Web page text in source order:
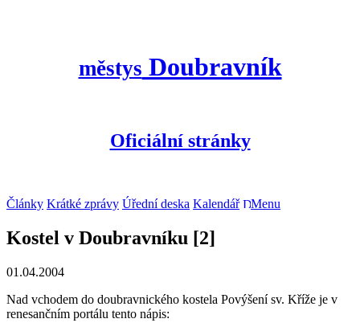
městys Doubravník
Oficiální stránky
Články Krátké zprávy Úřední deska Kalendář Menu
Kostel v Doubravníku [2]
01.04.2004
Nad vchodem do doubravnického kostela Povýšení sv. Kříže je v
renesančním portálu tento nápis: